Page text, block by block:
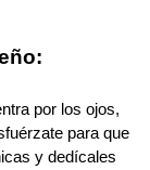
por los ojos,
para que
y dedícales